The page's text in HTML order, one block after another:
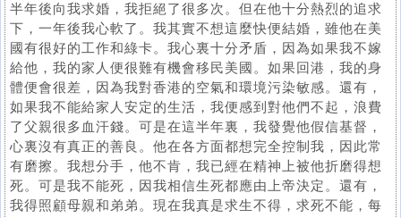
半年後向我求婚，我拒絕了很多次。但在他十分熱烈的追求
下，一年後我心軟了。我其實不想這麼快便結婚，雖他在美
國有很好的工作和綠卡。我心裏十分矛盾，因為如果我不嫁
給他，我的家人便很難有機會移民美國。如果回港，我的身
體便會很差，因為我對香港的空氣和環境污染敏感。還有，
如果我不能給家人安定的生活，我便感到對他們不起，浪費
了父親很多血汗錢。可是在這半年裏，我發覺他假信基督，
心裏沒有真正的善良。他在各方面都想完全控制我，因此常
有磨擦。我想分手，他不肯，我已經在精神上被他折磨得想
死。可是我不能死，因我相信生死都應由上帝決定。還有，
我得照顧母親和弟弟。現在我真是求生不得，求死不能，每